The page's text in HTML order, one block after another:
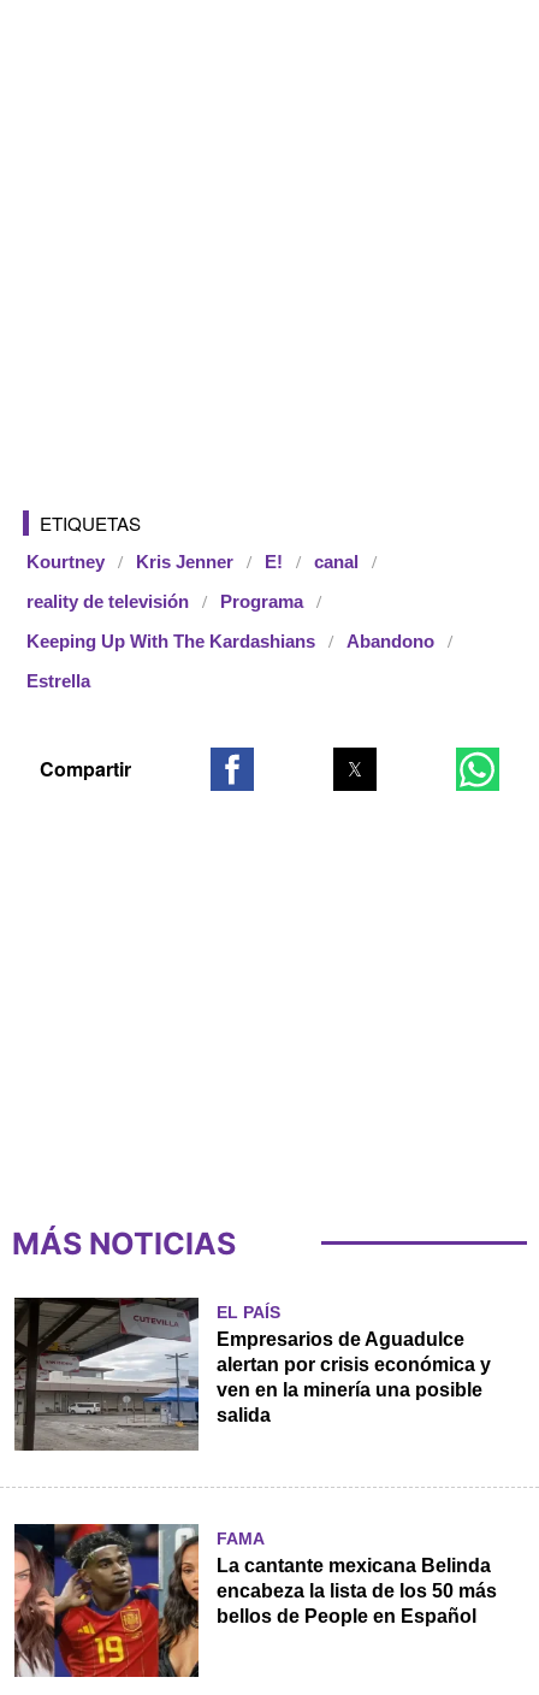
ETIQUETAS
Kourtney Kris Jenner E! canal
reality de televisión Programa
Keeping Up With The Kardashians Abandono
Estrella
MÁS NOTICIAS
EL PAÍS
Empresarios de Aguadulce
alertan por crisis económica y
ven en la minería una posible
salida
FAMA
La cantante mexicana Belinda
encabeza la lista de los 50 más
bellos de People en Español